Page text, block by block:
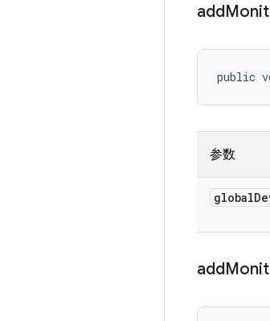
add
public
参数
global
add